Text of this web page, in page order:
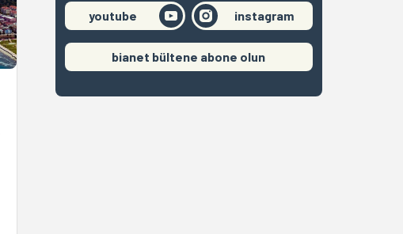
youtube instagram
bianet bültene abone olun